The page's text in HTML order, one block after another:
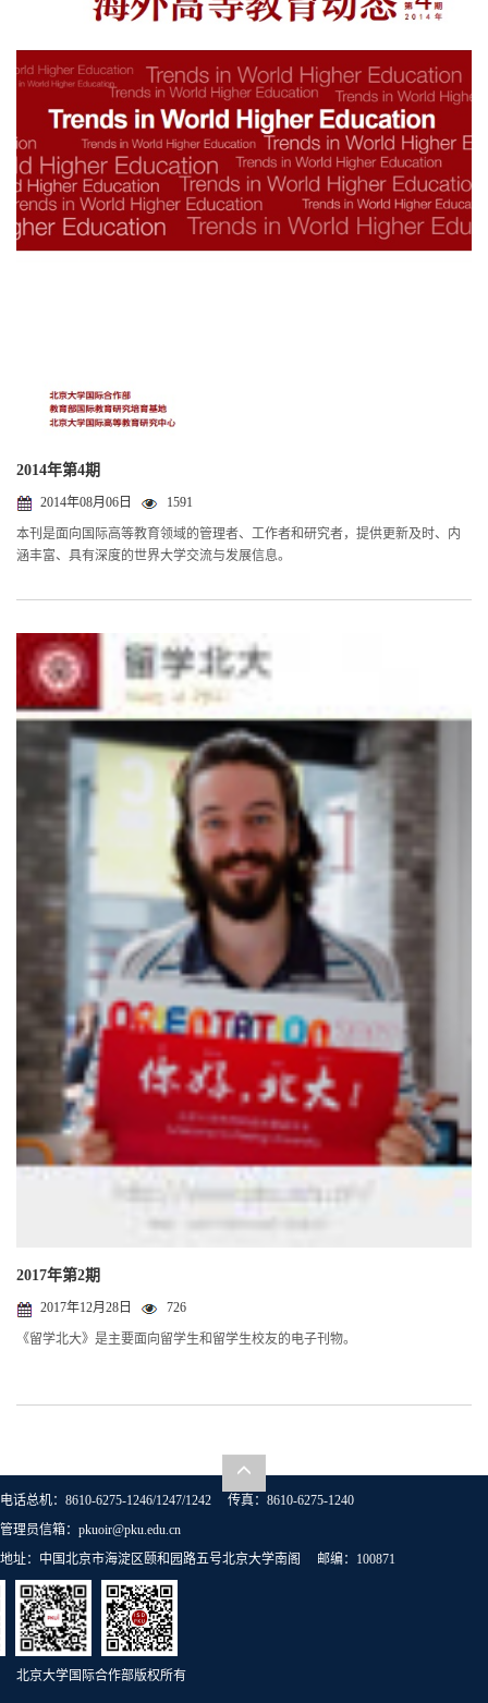
2014年第4期
2014年08月06日 1591
本刊是面向国际高等教育领域的管理者、工作者和研究者，提供更新及时、内
涵丰富、具有深度的世界大学交流与发展信息。
2017年第2期
2017年12月28日 726
《留学北大》是主要面向留学生和留学生校友的电子刊物。
电话总机：8610-6275-1246/1247/1242 传真：8610-6275-1240
管理员信箱：pkuoir@pku.edu.cn
地址：中国北京市海淀区颐和园路五号北京大学南阁 邮编：100871
北京大学国际合作部版权所有